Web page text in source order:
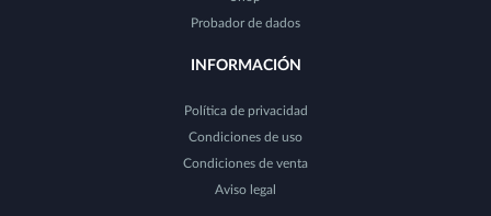
Probador de dados
INFORMACIÓN
Política de privacidad
Condiciones de uso
Condiciones de venta
Aviso legal